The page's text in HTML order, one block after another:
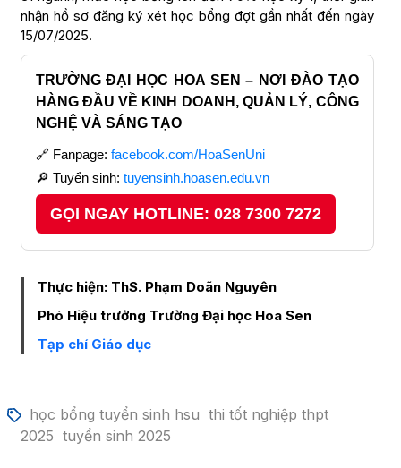
nhận hồ sơ đăng ký xét học bổng đợt gần nhất đến ngày
15/07/2025.
TRƯỜNG ĐẠI HỌC HOA SEN – NƠI ĐÀO TẠO
HÀNG ĐẦU VỀ KINH DOANH, QUẢN LÝ, CÔNG
NGHỆ VÀ SÁNG TẠO
🔗 Fanpage: facebook.com/HoaSenUni
🔎 Tuyển sinh: tuyensinh.hoasen.edu.vn
GỌI NGAY HOTLINE: 028 7300 7272
Thực hiện: ThS. Phạm Doãn Nguyên
Phó Hiệu trưởng Trường Đại học Hoa Sen
Tạp chí Giáo dục
học bổng tuyển sinh hsu thi tốt nghiệp thpt
2025 tuyển sinh 2025